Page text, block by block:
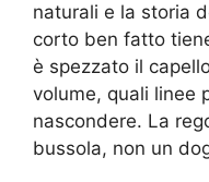
naturali e la storia
corto ben fatto
è spezzato il
volume, quali linee
nascondere. La
bussola, non un